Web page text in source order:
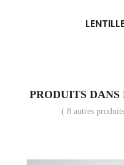
PRODUITS
( 8 autres